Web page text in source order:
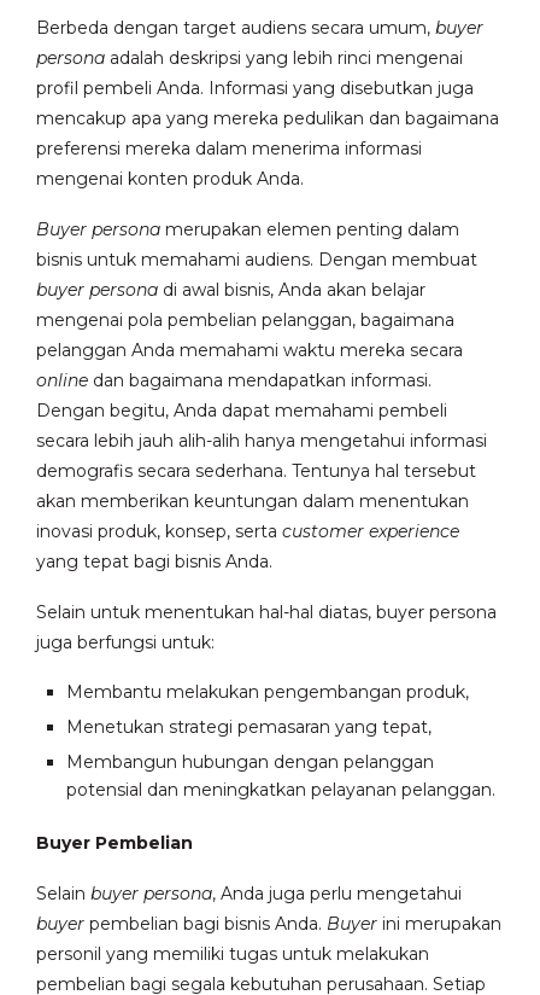
Berbeda dengan target audiens secara umum, buyer
persona adalah deskripsi yang lebih rinci mengenai
profil pembeli Anda. Informasi yang disebutkan juga
mencakup apa yang mereka pedulikan dan bagaimana
preferensi mereka dalam menerima informasi
mengenai konten produk Anda.
Buyer persona merupakan elemen penting dalam
bisnis untuk memahami audiens. Dengan membuat
buyer persona di awal bisnis, Anda akan belajar
mengenai pola pembelian pelanggan, bagaimana
pelanggan Anda memahami waktu mereka secara
online dan bagaimana mendapatkan informasi.
Dengan begitu, Anda dapat memahami pembeli
secara lebih jauh alih-alih hanya mengetahui informasi
demografis secara sederhana. Tentunya hal tersebut
akan memberikan keuntungan dalam menentukan
inovasi produk, konsep, serta customer experience
yang tepat bagi bisnis Anda.
Selain untuk menentukan hal-hal diatas, buyer persona
juga berfungsi untuk:
Membantu melakukan pengembangan produk,
Menetukan strategi pemasaran yang tepat,
Membangun hubungan dengan pelanggan
potensial dan meningkatkan pelayanan pelanggan.
Buyer Pembelian
Selain buyer persona, Anda juga perlu mengetahui
buyer pembelian bagi bisnis Anda. Buyer ini merupakan
personil yang memiliki tugas untuk melakukan
pembelian bagi segala kebutuhan perusahaan. Setiap